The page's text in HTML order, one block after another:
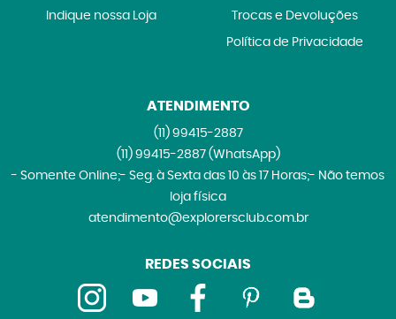
Indique nossa Loja Trocas e Devoluções
Política de Privacidade
ATENDIMENTO
(11)99415-2887
(11)99415-2887 (WhatsApp)
- Somente Online;- Seg. à Sexta das 10 às 17 Horas;- Não temos
loja física
atendimento@explorersclub.com.br
REDES SOCIAIS